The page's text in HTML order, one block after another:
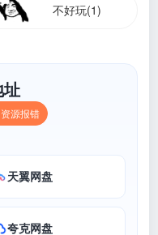
不好玩(1)
资源报错
天翼网盘
夸克网盘